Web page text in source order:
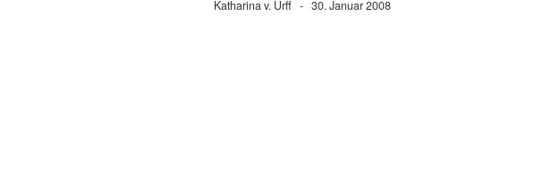
Katharina v. Urff
30. Januar 2008